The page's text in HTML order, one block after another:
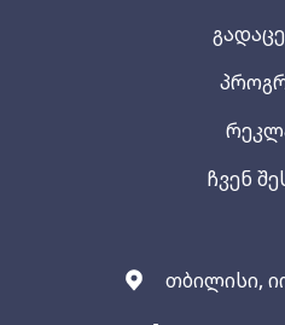
თბილისი,
ჩვენ